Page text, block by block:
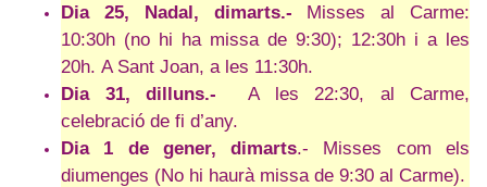
Dia 25, Nadal, dimarts.- Misses al Carme:
10:30h (no hi ha missa de 9:30); 12:30h i a les
20h. A Sant Joan, a les 11:30h.
Dia 31, dilluns.-
A les 22:30, al Carme,
celebració de fi d’any.
Dia 1 de gener, dimarts.- Misses com els
diumenges (No hi haurà missa de 9:30 al Carme).